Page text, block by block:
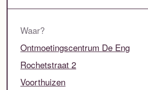
Waar?
Ontmoetingscentrum De Eng
Rochetstraat 2
Voorthuizen